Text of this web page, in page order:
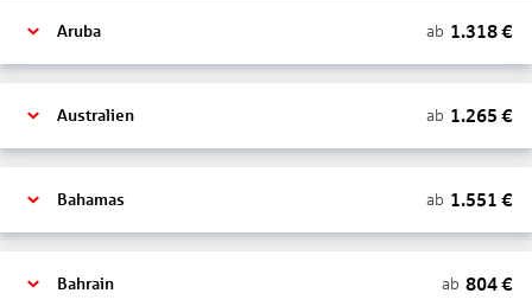
Aruba ab 1.318€
Australien ab 1.265 €
Bahamas ab 1.551 €
Bahrain ab 804€